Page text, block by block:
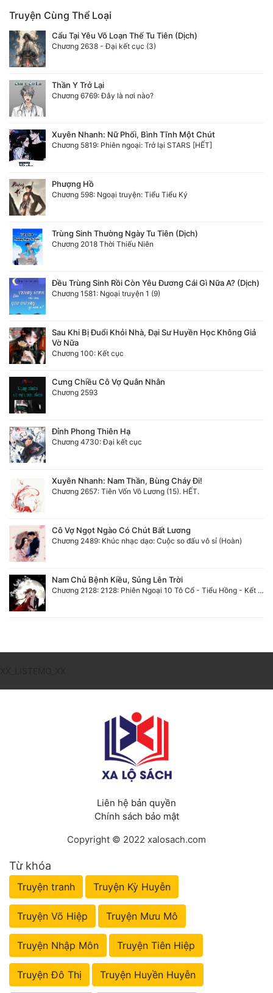
Truyện Cùng Thể Loại
Cẩu Tại Yêu Võ Loạn Thế Tu Tiên (Dịch)
Chương 2638 - Đại kết cục (3)
Thần Y Trở Lại
Chương 6769: Đây là nơi nào?
Xuyên Nhanh: Nữ Phối, Bình Tĩnh Một Chút
Chương 5819: Phiên ngoại: Trở lại STARS [HẾT]
Phượng Hồ
Chương 598: Ngoại truyện: Tiểu Tiểu Ký
Trùng Sinh Thường Ngày Tu Tiên (Dịch)
Chương 2018 Thời Thiếu Niên
Đều Trùng Sinh Rồi Còn Yêu Đương Cái Gì Nữa A? (Dịch)
Chương 1581: Ngoại truyện 1 (9)
Sau Khi Bị Đuổi Khỏi Nhà, Đại Sư Huyền Học Không Giả
Vờ Nữa
Chương 100: Kết cục
Cưng Chiều Cô Vợ Quân Nhân
Chương 2593
Đỉnh Phong Thiên Hạ
Chương 4730: Đại kết cục
Xuyên Nhanh: Nam Thần, Bùng Cháy Đi!
Chương 2657: Tiên Vốn Vô Lương (15). HẾT.
Cô Vợ Ngọt Ngào Có Chút Bất Lương
Chương 2489: Khúc nhạc dạo: Cuộc so đấu vô sỉ (Hoàn)
Nam Chủ Bệnh Kiều, Sủng Lên Trời
Chương 2128: 2128: Phiên Ngoại 10 Tô Cổ - Tiểu Hồng - Kết Thúc
Liên hệ bản quyền
Chính sách bảo mật
Copyright © 2022 xalosach.com
Từ khóa
Truyện tranh Truyện Kỳ Huyễn
Truyện Võ Hiệp Truyện Mưu Mô
Truyện Nhập Môn Truyện Tiên Hiệp
Truyện Đô Thị Truyện Huyền Huyễn